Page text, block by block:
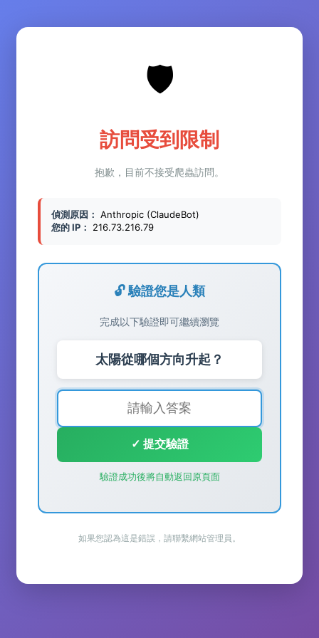
🛡️
訪問受到限制
抱歉，目前不接受爬蟲訪問。
偵測原因： Anthropic (ClaudeBot)
您的 IP：
216.73.216.79
🔓 驗證您是人類
完成以下驗證即可繼續瀏覽
太陽從哪個方向升起？
✓ 提交驗證
驗證成功後將自動返回原頁面
如果您認為這是錯誤，請聯繫網站管理員。